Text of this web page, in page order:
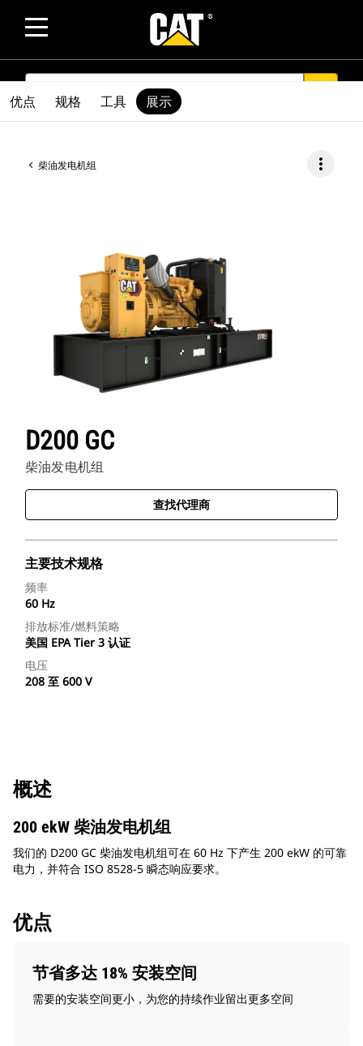
SEARCH
柴油发电机组 more_vert
D200 GC
柴油发电机组
查找代理商
主要技术规格
频率
60 Hz
排放标准/燃料策略
美国 EPA Tier 3 认证
电压
208 至 600 V
优点 规格 工具 展示
概述
200 ekW 柴油发电机组
我们的 D200 GC 柴油发电机组可在 60 Hz 下产生 200 ekW 的可靠
电力，并符合 ISO 8528-5 瞬态响应要求。
优点
节省多达 18% 安装空间
需要的安装空间更小，为您的持续作业留出更多空间